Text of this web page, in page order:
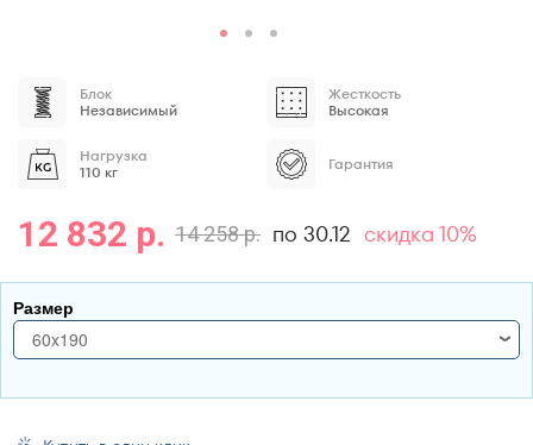
Блок
Независимый
Жесткость
Высокая
Нагрузка
110 кг
Гарантия
14 258 р.
12 832 р. по 30.12 скидка 10%
Размер
60x190
60x190
70x170